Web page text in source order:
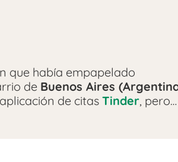
que había empapelado
de Buenos Aires
de citas Tinder, pero…